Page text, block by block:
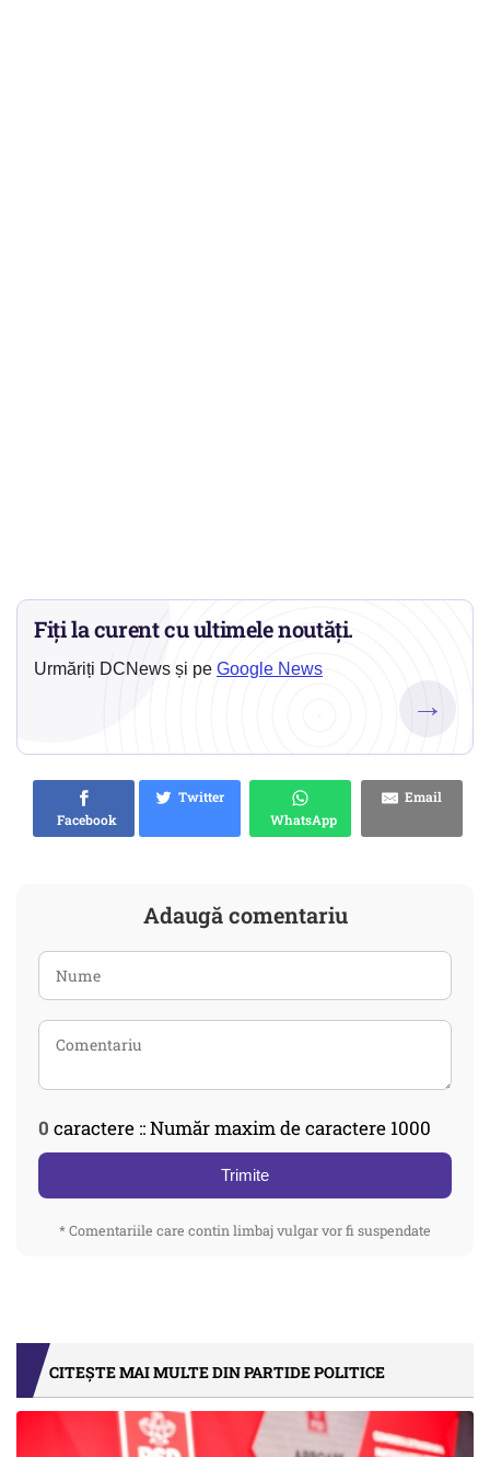
Fiți la curent cu ultimele noutăți.
Urmăriți DCNews și pe Google News
→
Facebook
Twitter
WhatsApp
Email
Adaugă comentariu
0 caractere :: Număr maxim de caractere 1000
Trimite
* Comentariile care contin limbaj vulgar vor fi suspendate
CITEȘTE MAI MULTE DIN PARTIDE POLITICE